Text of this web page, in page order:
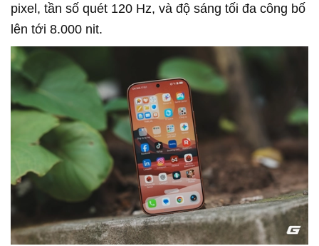
pixel, tần số quét 120 Hz, và độ sáng tối đa công bố
lên tới 8.000 nit.